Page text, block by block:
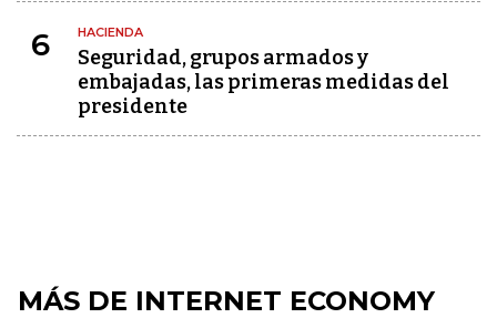
6 HACIENDA
Seguridad, grupos armados y
embajadas, las primeras medidas del
presidente
MÁS DE INTERNET ECONOMY